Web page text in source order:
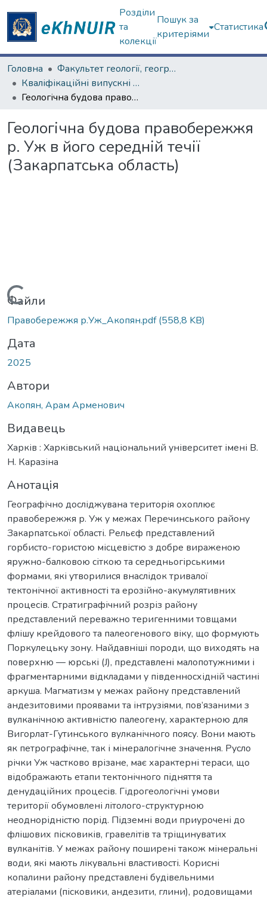
Розділи
та
колекції
Пошук за
критеріями
Статистика
Головна
Факультет геології, географіії, рекреації і туризму
Кваліфікаційні випускні роботи бакалаврів. Факультет геології, географіії, рекреації і туризму
Геологічна будова правобережжя р. Уж в його середній течії (Закарпатська область)
Геологічна будова правобережжя
р. Уж в його середній течії
(Закарпатська область)
Вантажиться...
Файли
Правобережжя р.Уж_Акопян.pdf(558,8 KB)
Дата
2025
Автори
Акопян, Арам Арменович
Видавець
Харків : Харківський національний університет імені В.
Н. Каразіна
Анотація
Географічно досліджувана територія охоплює
правобережжя р. Уж у межах Перечинського району
Закарпатської області. Рельєф представлений
горбисто-гористою місцевістю з добре вираженою
яружно-балковою сіткою та середньогірськими
формами, які утворилися внаслідок тривалої
тектонічної активності та ерозійно-акумулятивних
процесів. Стратиграфічний розріз району
представлений переважно теригенними товщами
флішу крейдового та палеогенового віку, що формують
Поркулецьку зону. Найдавніші породи, що виходять на
поверхню — юрські (J), представлені малопотужними і
фрагментарними відкладами у південносхідній частині
аркуша. Магматизм у межах району представлений
андезитовими проявами та інтрузіями, пов’язаними з
вулканічною активністю палеогену, характерною для
Вигорлат-Гутинського вулканічного поясу. Вони мають
як петрографічне, так і мінералогічне значення. Pусло
річки Уж частково врізане, має характерні тераси, що
відображають етапи тектонічного підняття та
денудаційних процесів. Гідрогеологічні умови
території обумовлені літолого-cтруктурною
неоднорідністю порід. Підземні води приурочені до
флішових пісковиків, гравелітів та тріщинуватих
вулканітів. У межах району поширені також мінеральні
води, які мають лікувальні властивості. Корисні
копалини району представлені будівельними
атеріалами (пісковики, андезити, глини), родовищами